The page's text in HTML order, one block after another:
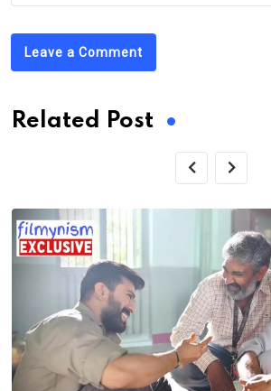
Leave a Comment
Related Post